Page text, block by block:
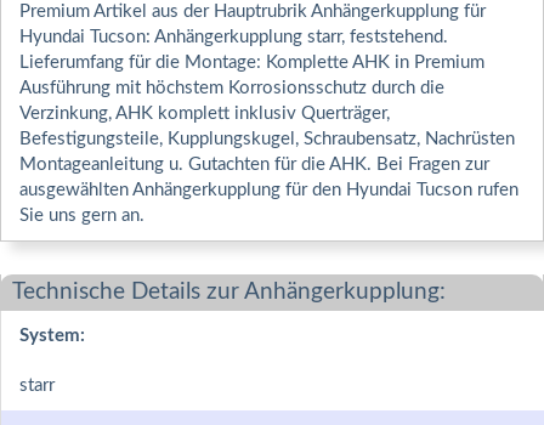
Premium Artikel aus der Hauptrubrik Anhängerkupplung für
Hyundai Tucson: Anhängerkupplung starr, feststehend.
Lieferumfang für die Montage: Komplette AHK in Premium
Ausführung mit höchstem Korrosionsschutz durch die
Verzinkung, AHK komplett inklusiv Querträger,
Befestigungsteile, Kupplungskugel, Schraubensatz, Nachrüsten
Montageanleitung u. Gutachten für die AHK. Bei Fragen zur
ausgewählten Anhängerkupplung für den Hyundai Tucson rufen
Sie uns gern an.
Technische Details zur Anhängerkupplung:
System:
starr